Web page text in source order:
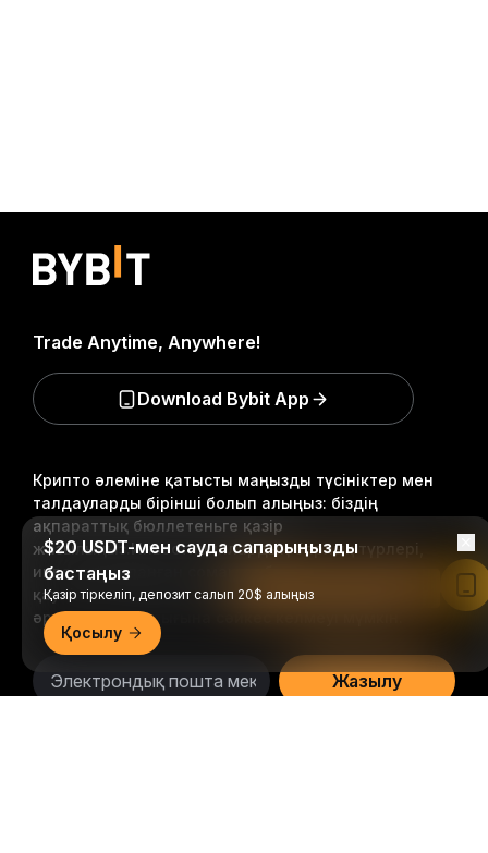
Крипто әлеміне қатысты маңызды түсініктер мен
талдауларды бірінші болып алыңыз: біздің
ақпараттық бюллетеньге қазір
жазылыңыз.Инвестициялардың барлық түрлері,
инвестицияланған соманың барлығын жоғалту
қаупін қоса алғанда, тәуекелдерге ие. Мұндай
әрекеттер барлығына сәйкес келмеуі мүмкін.
Жазылу
Trade Anytime, Anywhere!
Download Bybit App
$20 USDT-мен сауда сапарыңызды
бастаңыз
Қазір тіркеліп, депозит салып 20$ алыңыз
Қосылу
Bybit қолданбасында оқу